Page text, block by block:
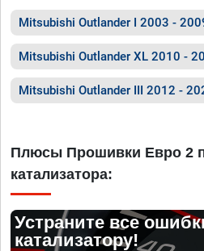
Mitsubishi Outlander I 2003 -
Mitsubishi Outlander XL 2010 -
Mitsubishi Outlander III 2012 -
Плюсы Прошивки Евро 2
катализатора:
Устраните все
катализатору!